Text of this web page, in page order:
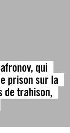
qui
prison sur la
de trahison,